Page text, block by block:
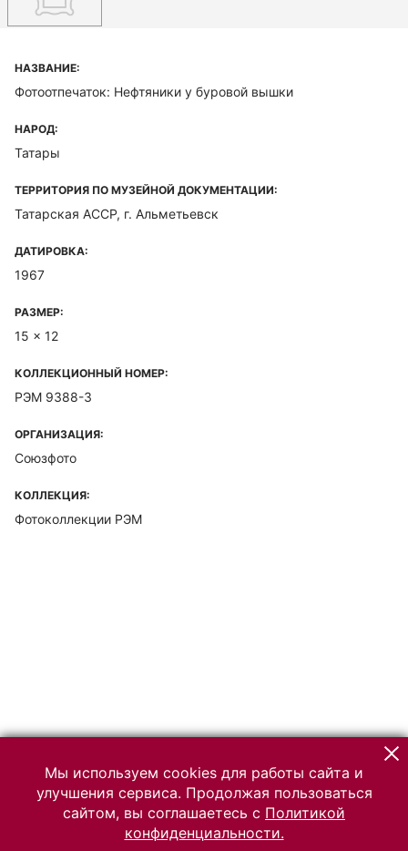
НАЗВАНИЕ:
Фотоотпечаток: Нефтяники у буровой вышки
НАРОД:
Татары
ТЕРРИТОРИЯ ПО МУЗЕЙНОЙ ДОКУМЕНТАЦИИ:
Татарская ACCP, г. Альметьевск
ДАТИРОВКА:
1967
РАЗМЕР:
15 x 12
КОЛЛЕКЦИОННЫЙ НОМЕР:
РЭМ 9388-3
ОРГАНИЗАЦИЯ:
Союзфото
КОЛЛЕКЦИЯ:
Фотоколлекции РЭМ
Мы используем cookies для работы сайта и
улучшения сервиса. Продолжая пользоваться
сайтом, вы соглашаетесь с Политикой
конфиденциальности.